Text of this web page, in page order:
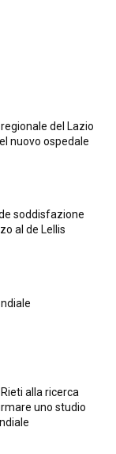
del Lazio
nuovo ospedale
soddisfazione
al de Lellis
alla ricerca
uno studio